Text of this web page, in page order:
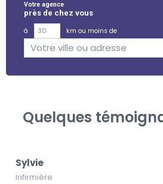
Votre agence
près de chez vous
à
km ou moins de
Quelques
Sylvie
Infirmière